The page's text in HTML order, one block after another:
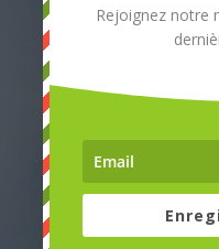
un
Rejoignez notre